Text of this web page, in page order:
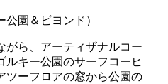
園＆ビヨンド）
がら、アーティザナルコー
ルキー公園のサーフコーヒ
ツーフロアの窓から公園の